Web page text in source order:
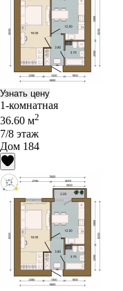
Узнать цену
1-комнатная
36.60 м2
7/8 этаж
Дом 184